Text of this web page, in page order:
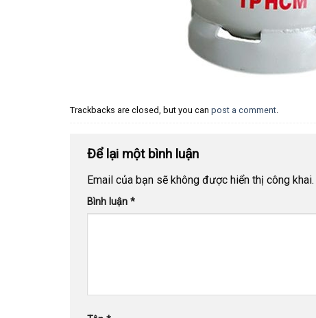
Trackbacks are closed, but you can post a comment.
Để lại một bình luận
Email của bạn sẽ không được hiển thị công khai.
Bình luận *